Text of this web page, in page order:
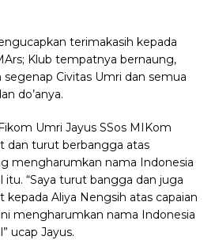
terimakasih kepada
Klub tempatnya bernaung,
segenap Civitas Umri dan semua
do’anya.
Umri Jayus SSos MIKom
dan turut berbangga atas
mengharumkan nama Indonesia
itu. “Saya turut bangga dan juga
kepada Aliya Nengsih atas capaian
mengharumkan nama Indonesia
ucap Jayus.